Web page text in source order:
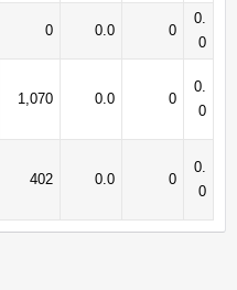
0 0.0 0
0.
0
1,070 0.0 0
0.
0
402 0.0 0
0.
0